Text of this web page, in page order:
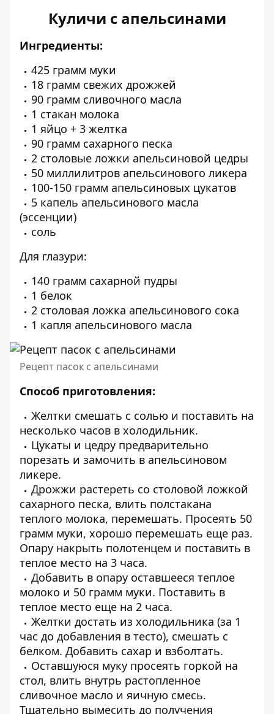
Куличи с апельсинами
Ингредиенты:
425 грамм муки
18 грамм свежих дрожжей
90 грамм сливочного масла
1 стакан молока
1 яйцо + 3 желтка
90 грамм сахарного песка
2 столовые ложки апельсиновой цедры
50 миллилитров апельсинового ликера
100-150 грамм апельсиновых цукатов
5 капель апельсинового масла
(эссенции)
соль
Для глазури:
140 грамм сахарной пудры
1 белок
2 столовая ложка апельсинового сока
1 капля апельсинового масла
Рецепт пасок с апельсинами
Способ приготовления:
Желтки смешать с солью и поставить на
несколько часов в холодильник.
Цукаты и цедру предварительно
порезать и замочить в апельсиновом
ликере.
Дрожжи растереть со столовой ложкой
сахарного песка, влить полстакана
теплого молока, перемешать. Просеять 50
грамм муки, хорошо перемешать еще раз.
Опару накрыть полотенцем и поставить в
теплое место на 3 часа.
Добавить в опару оставшееся теплое
молоко и 50 грамм муки. Поставить в
теплое место еще на 2 часа.
Желтки достать из холодильника (за 1
час до добавления в тесто), смешать с
белком. Добавить сахар и взболтать.
Оставшуюся муку просеять горкой на
стол, влить внутрь растопленное
сливочное масло и яичную смесь.
Тщательно вымесить до получения